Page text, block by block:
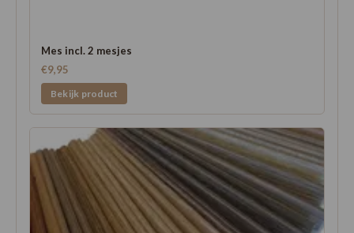
Mes incl. 2 mesjes
€9,95
Bekijk product